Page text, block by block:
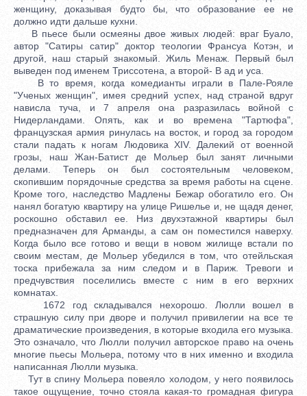
женщину, доказывая будто бы, что образование ее не
должно идти дальше кухни.
В пьесе были осмеяны двое живых людей: враг Буало,
автор "Сатиры сатир" доктор теологии Франсуа Котэн, и
другой, наш старый знакомый. Жиль Менаж. Первый был
выведен под именем Триссотена, а второй- В ад и уса.
В то время, когда комедианты играли в Пале-Рояле
"Ученых женщин", имея средний успех, над страной вдруг
нависла туча, и 7 апреля она разразилась войной с
Нидерландами. Опять, как и во времена "Тартюфа",
французская армия ринулась на восток, и город за городом
стали падать к ногам Людовика XIV. Далекий от военной
грозы, наш Жан-Батист де Мольер был занят личными
делами. Теперь он был состоятельным человеком,
скопившим порядочные средства за время работы на сцене.
Кроме того, наследство Мадлены Бежар обогатило его. Он
нанял богатую квартиру на улице Ришелье и, не щадя денег,
роскошно обставил ее. Низ двухэтажной квартиры был
предназначен для Арманды, а сам он поместился наверху.
Когда было все готово и вещи в новом жилище встали по
своим местам, де Мольер убедился в том, что отейльская
тоска прибежала за ним следом и в Париж. Тревоги и
предчувствия поселились вместе с ним в его верхних
комнатах.
1672 год складывался нехорошо. Люлли вошел в
страшную силу при дворе и получил привилегии на все те
драматические произведения, в которые входила его музыка.
Это означало, что Люлли получил авторское право на очень
многие пьесы Мольера, потому что в них именно и входила
написанная Люлли музыка.
Тут в спину Мольера повеяло холодом, у него появилось
такое ощущение, точно стояла какая-то громадная фигура